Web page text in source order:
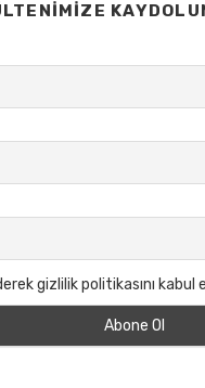
gizlilik politikasını